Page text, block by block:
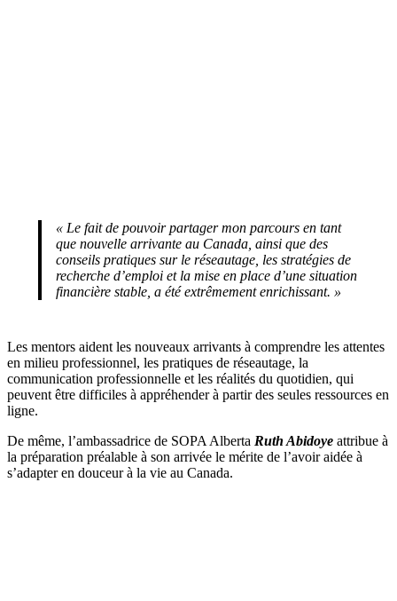
« Le fait de pouvoir partager mon parcours en tant
que nouvelle arrivante au Canada, ainsi que des
conseils pratiques sur le réseautage, les stratégies de
recherche d’emploi et la mise en place d’une situation
financière stable, a été extrêmement enrichissant. »
Les mentors aident les nouveaux arrivants à comprendre les attentes
en milieu professionnel, les pratiques de réseautage, la
communication professionnelle et les réalités du quotidien, qui
peuvent être difficiles à appréhender à partir des seules ressources en
ligne.
De même, l’ambassadrice de SOPA Alberta Ruth Abidoye attribue à
la préparation préalable à son arrivée le mérite de l’avoir aidée à
s’adapter en douceur à la vie au Canada.